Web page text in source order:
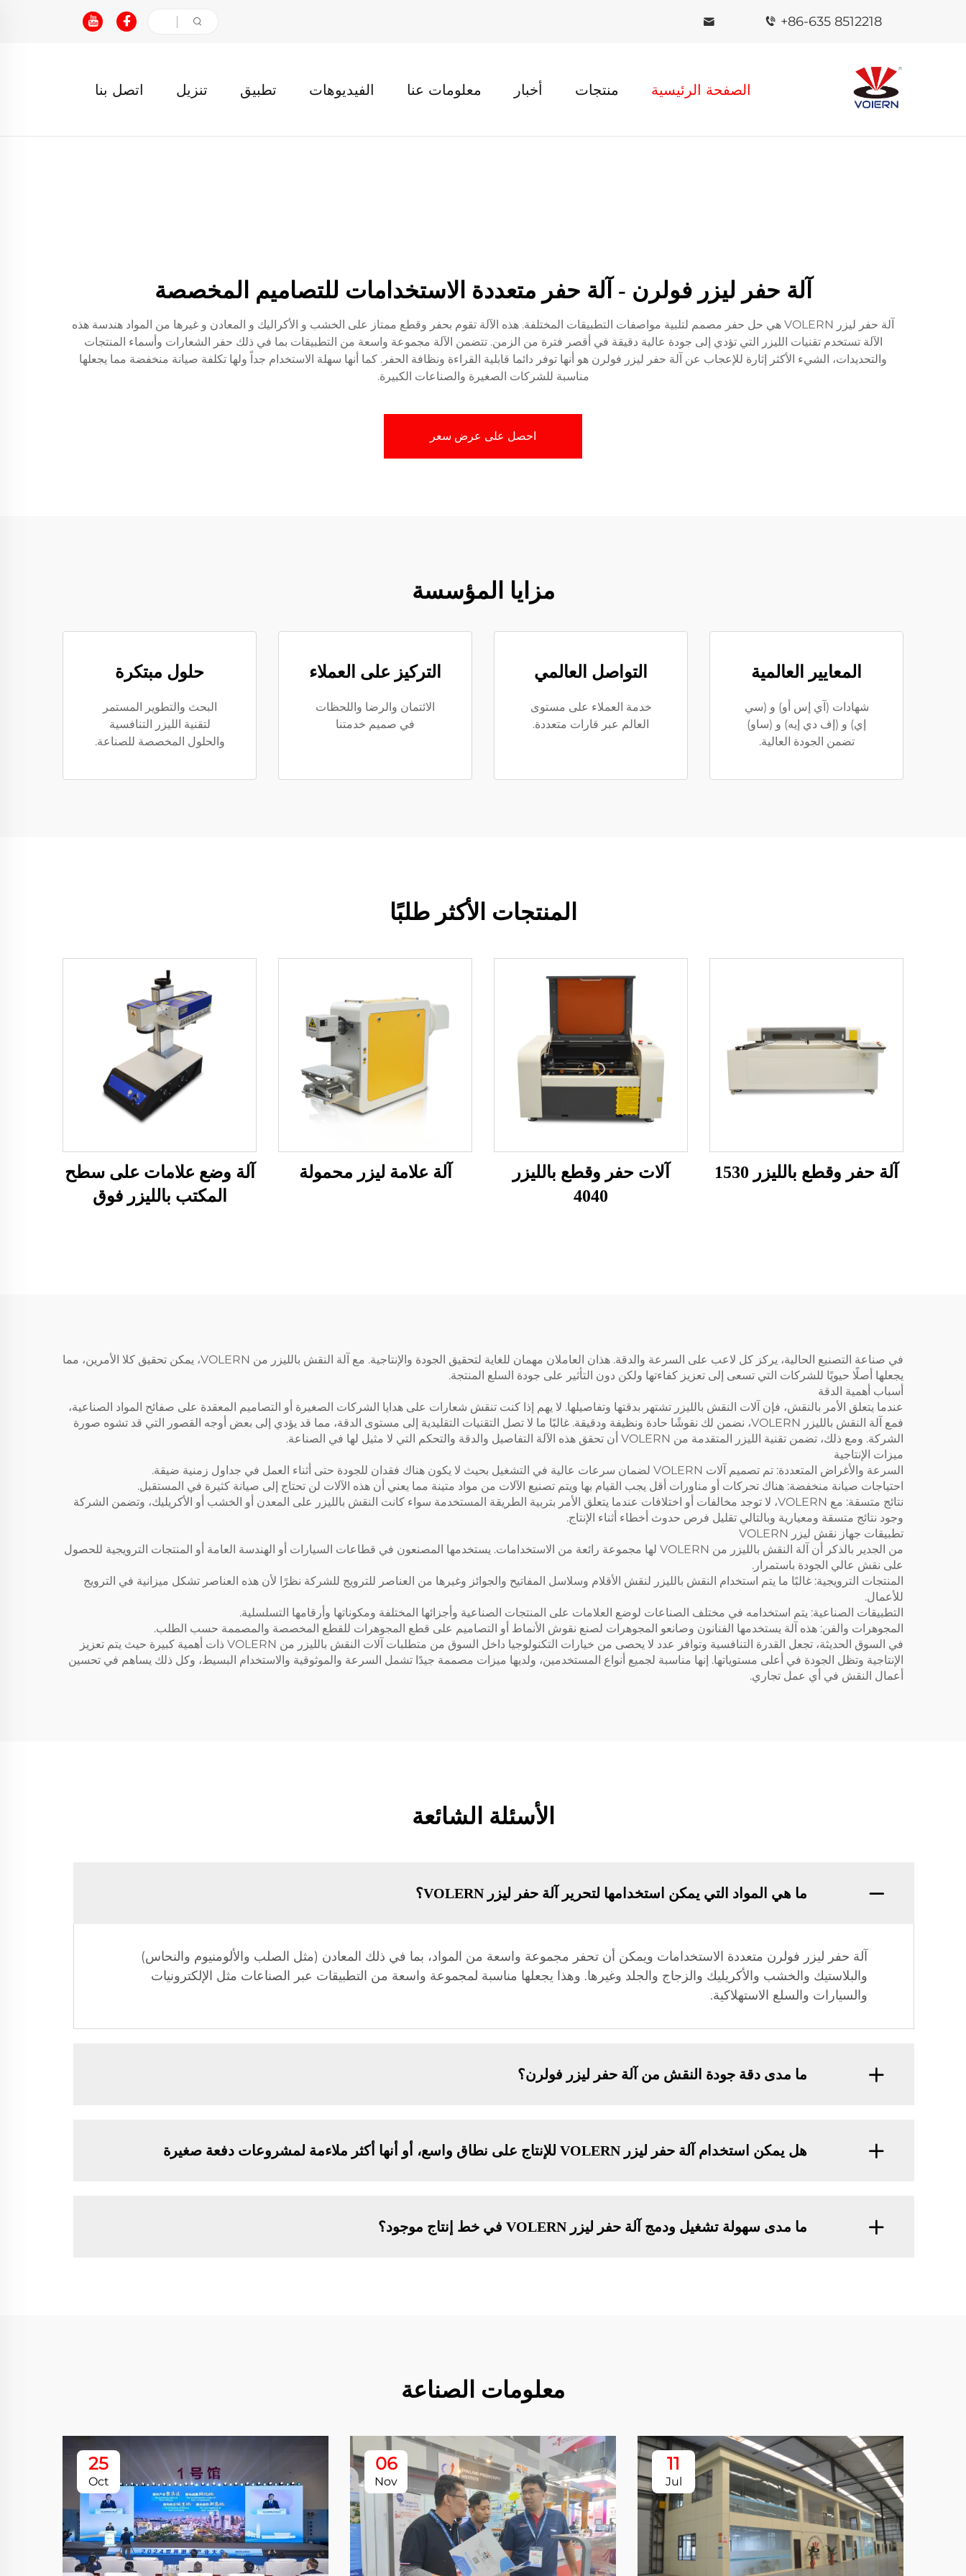
+86-635 8512218
الصفحة الرئيسية منتجات أخبار معلومات عنا الفيديوهات تطبيق تنزيل اتصل بنا
آلة حفر ليزر فولرن - آلة حفر متعددة الاستخدامات للتصاميم المخصصة
آلة حفر ليزر VOLERN هي حل حفر مصمم لتلبية مواصفات التطبيقات المختلفة. هذه الآلة تقوم بحفر وقطع ممتاز على الخشب و الأكراليك و المعادن و غيرها من المواد هندسة هذه
الآلة تستخدم تقنيات الليزر التي تؤدي إلى جودة عالية دقيقة في أقصر فترة من الزمن. تتضمن الآلة مجموعة واسعة من التطبيقات بما في ذلك حفر الشعارات وأسماء المنتجات
والتحديدات، الشيء الأكثر إثارة للإعجاب عن آلة حفر ليزر فولرن هو أنها توفر دائما قابلية القراءة ونظافة الحفر. كما أنها سهلة الاستخدام جداً ولها تكلفة صيانة منخفضة مما يجعلها
مناسبة للشركات الصغيرة والصناعات الكبيرة.
احصل على عرض سعر
مزايا المؤسسة
المعايير العالمية
شهادات (آي إس أو) و (سي
إي) و (إف دي إيه) و (ساو)
تضمن الجودة العالية.
التواصل العالمي
خدمة العملاء على مستوى
العالم عبر قارات متعددة.
التركيز على العملاء
الائتمان والرضا واللحظات
في صميم خدمتنا
حلول مبتكرة
البحث والتطوير المستمر
لتقنية الليزر التنافسية
والحلول المخصصة للصناعة.
المنتجات الأكثر طلبًا
آلة حفر وقطع بالليزر 1530
آلات حفر وقطع بالليزر
4040
آلة علامة ليزر محمولة
آلة وضع علامات على سطح
المكتب بالليزر فوق
في صناعة التصنيع الحالية، يركز كل لاعب على السرعة والدقة. هذان العاملان مهمان للغاية لتحقيق الجودة والإنتاجية. مع آلة النقش بالليزر من VOLERN، يمكن تحقيق كلا الأمرين، مما
يجعلها أصلًا حيويًا للشركات التي تسعى إلى تعزيز كفاءتها ولكن دون التأثير على جودة السلع المنتجة.
أسباب أهمية الدقة
عندما يتعلق الأمر بالنقش، فإن آلات النقش بالليزر تشتهر بدقتها وتفاصيلها. لا يهم إذا كنت تنقش شعارات على هدايا الشركات الصغيرة أو التصاميم المعقدة على صفائح المواد الصناعية،
فمع آلة النقش بالليزر VOLERN، نضمن لك نقوشًا حادة ونظيفة ودقيقة. غالبًا ما لا تصل التقنيات التقليدية إلى مستوى الدقة، مما قد يؤدي إلى بعض أوجه القصور التي قد تشوه صورة
الشركة. ومع ذلك، تضمن تقنية الليزر المتقدمة من VOLERN أن تحقق هذه الآلة التفاصيل والدقة والتحكم التي لا مثيل لها في الصناعة.
ميزات الإنتاجية
السرعة والأغراض المتعددة: تم تصميم آلات VOLERN لضمان سرعات عالية في التشغيل بحيث لا يكون هناك فقدان للجودة حتى أثناء العمل في جداول زمنية ضيقة.
احتياجات صيانة منخفضة: هناك تحركات أو مناورات أقل يجب القيام بها ويتم تصنيع الآلات من مواد متينة مما يعني أن هذه الآلات لن تحتاج إلى صيانة كثيرة في المستقبل.
نتائج متسقة: مع VOLERN، لا توجد مخالفات أو اختلافات عندما يتعلق الأمر بتربية الطريقة المستخدمة سواء كانت النقش بالليزر على المعدن أو الخشب أو الأكريليك، وتضمن الشركة
وجود نتائج متسقة ومعيارية وبالتالي تقليل فرص حدوث أخطاء أثناء الإنتاج.
تطبيقات جهاز نقش ليزر VOLERN
من الجدير بالذكر أن آلة النقش بالليزر من VOLERN لها مجموعة رائعة من الاستخدامات. يستخدمها المصنعون في قطاعات السيارات أو الهندسة العامة أو المنتجات الترويجية للحصول
على نقش عالي الجودة باستمرار.
المنتجات الترويجية: غالبًا ما يتم استخدام النقش بالليزر لنقش الأقلام وسلاسل المفاتيح والجوائز وغيرها من العناصر للترويج للشركة نظرًا لأن هذه العناصر تشكل ميزانية في الترويج
للأعمال.
التطبيقات الصناعية: يتم استخدامه في مختلف الصناعات لوضع العلامات على المنتجات الصناعية وأجزائها المختلفة ومكوناتها وأرقامها التسلسلية.
المجوهرات والفن: هذه آلة يستخدمها الفنانون وصانعو المجوهرات لصنع نقوش الأنماط أو التصاميم على قطع المجوهرات للقطع المخصصة والمصممة حسب الطلب.
في السوق الحديثة، تجعل القدرة التنافسية وتوافر عدد لا يحصى من خيارات التكنولوجيا داخل السوق من متطلبات آلات النقش بالليزر من VOLERN ذات أهمية كبيرة حيث يتم تعزيز
الإنتاجية وتظل الجودة في أعلى مستوياتها. إنها مناسبة لجميع أنواع المستخدمين، ولديها ميزات مصممة جيدًا تشمل السرعة والموثوقية والاستخدام البسيط، وكل ذلك يساهم في تحسين
أعمال النقش في أي عمل تجاري.
الأسئلة الشائعة
ما هي المواد التي يمكن استخدامها لتحرير آلة حفر ليزر VOLERN؟
آلة حفر ليزر فولرن متعددة الاستخدامات ويمكن أن تحفر مجموعة واسعة من المواد، بما في ذلك المعادن (مثل الصلب والألومنيوم والنحاس)
والبلاستيك والخشب والأكريليك والزجاج والجلد وغيرها. وهذا يجعلها مناسبة لمجموعة واسعة من التطبيقات عبر الصناعات مثل الإلكترونيات
والسيارات والسلع الاستهلاكية.
ما مدى دقة جودة النقش من آلة حفر ليزر فولرن؟
هل يمكن استخدام آلة حفر ليزر VOLERN للإنتاج على نطاق واسع، أو أنها أكثر ملاءمة لمشروعات دفعة صغيرة
ما مدى سهولة تشغيل ودمج آلة حفر ليزر VOLERN في خط إنتاج موجود؟
معلومات الصناعة
11
Jul
06
Nov
25
Oct